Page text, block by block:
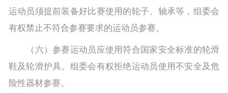
运动员须提前装备好比赛使用的轮子、轴承等，组委会
有权禁止不符合参赛要求的运动员参赛。
（六）参赛运动员应使用符合国家安全标准的轮滑
鞋及轮滑护具。组委会有权拒绝运动员使用不安全及危
险性器材参赛。